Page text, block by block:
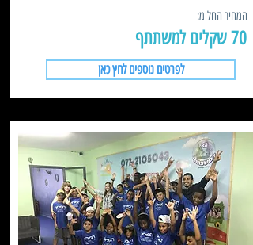
המחיר החל מ:
70 שקלים למשתתף
לפרטים נוספים לחץ כאן